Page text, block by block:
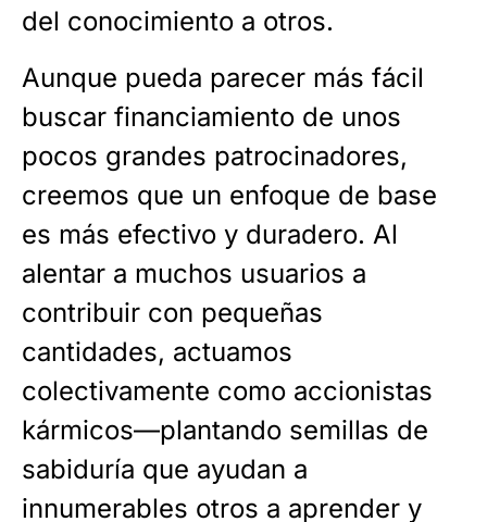
del conocimiento a otros.
Aunque pueda parecer más fácil
buscar financiamiento de unos
pocos grandes patrocinadores,
creemos que un enfoque de base
es más efectivo y duradero. Al
alentar a muchos usuarios a
contribuir con pequeñas
cantidades, actuamos
colectivamente como accionistas
kármicos—plantando semillas de
sabiduría que ayudan a
innumerables otros a aprender y